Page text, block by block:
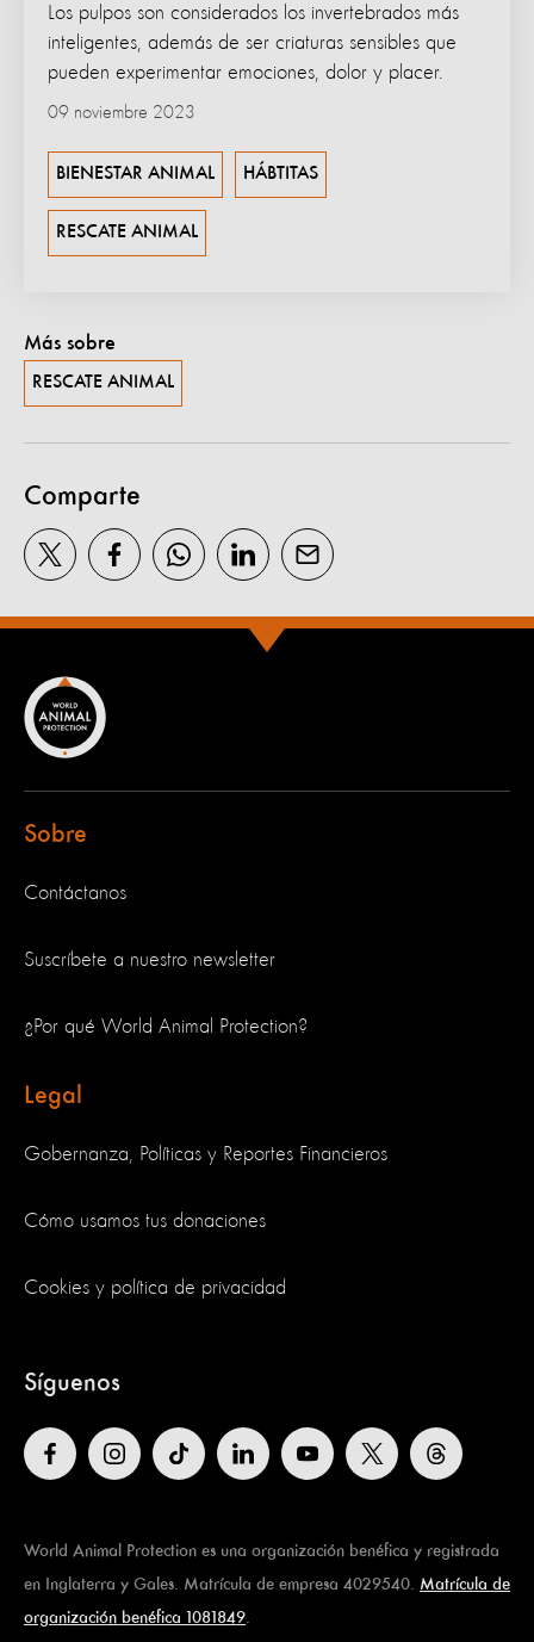
Los pulpos son considerados los invertebrados más
inteligentes, además de ser criaturas sensibles que
pueden experimentar emociones, dolor y placer.
09 noviembre 2023
BIENESTAR ANIMAL HÁBTITAS
RESCATE ANIMAL
Más sobre
RESCATE ANIMAL
Comparte
Sobre
Contáctanos
Suscríbete a nuestro newsletter
¿Por qué World Animal Protection?
Legal
Gobernanza, Políticas y Reportes Financieros
Cómo usamos tus donaciones
Cookies y política de privacidad
Síguenos
World Animal Protection es una organización benéfica y registrada
en Inglaterra y Gales. Matrícula de empresa 4029540. Matrícula de
organización benéfica 1081849